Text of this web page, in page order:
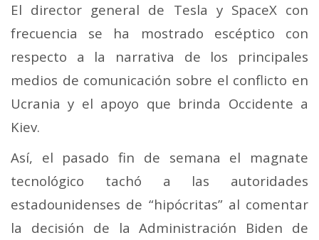
El director general de Tesla y SpaceX con
frecuencia se ha mostrado escéptico con
respecto a la narrativa de los principales
medios de comunicación sobre el conflicto en
Ucrania y el apoyo que brinda Occidente a
Kiev.
Así, el pasado fin de semana el magnate
tecnológico tachó a las autoridades
estadounidenses de “hipócritas” al comentar
la decisión de la Administración Biden de